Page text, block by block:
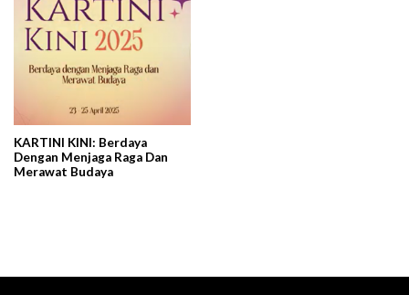
KARTINI KINI: Berdaya
Dengan Menjaga Raga Dan
Merawat Budaya